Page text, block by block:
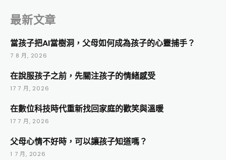
最新文章
當孩子把AI當樹洞，父母如何成為孩子的心靈捕手？
7 8 月, 2026
在說服孩子之前，先關注孩子的情緒感受
17 7 月, 2026
在數位科技時代重新找回家庭的歡笑與溫暖
17 7 月, 2026
父母心情不好時，可以讓孩子知道嗎？
1 7 月, 2026